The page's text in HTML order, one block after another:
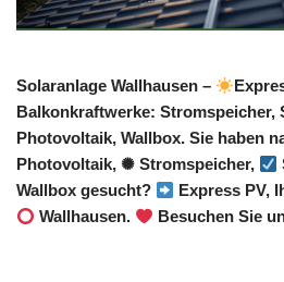
Solaranlage Wallhausen –
Balkonkraftwerke: Stromspeicher,
Photovoltaik, Wallbox. Sie haben
Photovoltaik, ✺ Stromspeicher,
Wallbox gesucht?
Express PV,
Wallhausen.
Besuchen Sie